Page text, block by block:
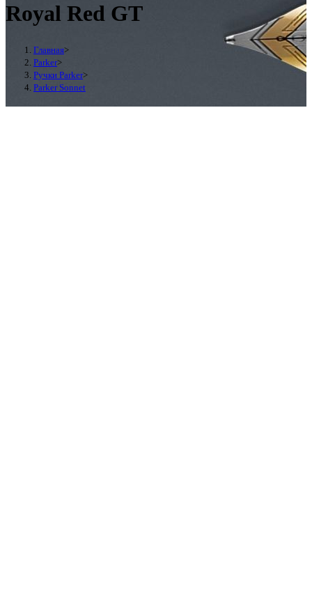
Royal Red GT
Главная>
Parker>
Ручки Parker>
Parker Sonnet